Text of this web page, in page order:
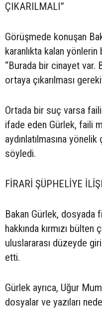
ÇIKARILMALI”
Görüşmede konuşan
karanlıkta kalan
“Burada bir cinayet var.
ortaya çıkarılması
Ortada bir suç varsa
ifade eden Gürlek, faili
aydınlatılmasına
söyledi.
FİRARİ ŞÜPHELİYE
Bakan Gürlek, dosyada
hakkında kırmızı bülten
uluslararası düzeyde
etti.
Gürlek ayrıca, Uğur
dosyalar ve yazıları